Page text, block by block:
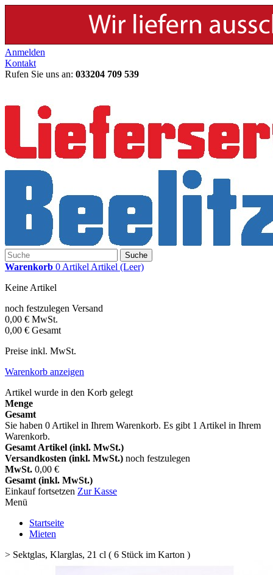
Anmelden
Kontakt
Rufen Sie uns an: 033204 709 539
Suche
Warenkorb 0 Artikel Artikel (Leer)
Keine Artikel
noch festzulegen Versand
0,00 € MwSt.
0,00 € Gesamt
Preise inkl. MwSt.
Warenkorb anzeigen
Artikel wurde in den Korb gelegt
Menge
Gesamt
Sie haben 0 Artikel in Ihrem Warenkorb. Es gibt 1 Artikel in Ihrem
Warenkorb.
Gesamt Artikel (inkl. MwSt.)
Versandkosten (inkl. MwSt.) noch festzulegen
MwSt. 0,00 €
Gesamt (inkl. MwSt.)
Einkauf fortsetzen Zur Kasse
Menü
Startseite
Mieten
> Sektglas, Klarglas, 21 cl ( 6 Stück im Karton )